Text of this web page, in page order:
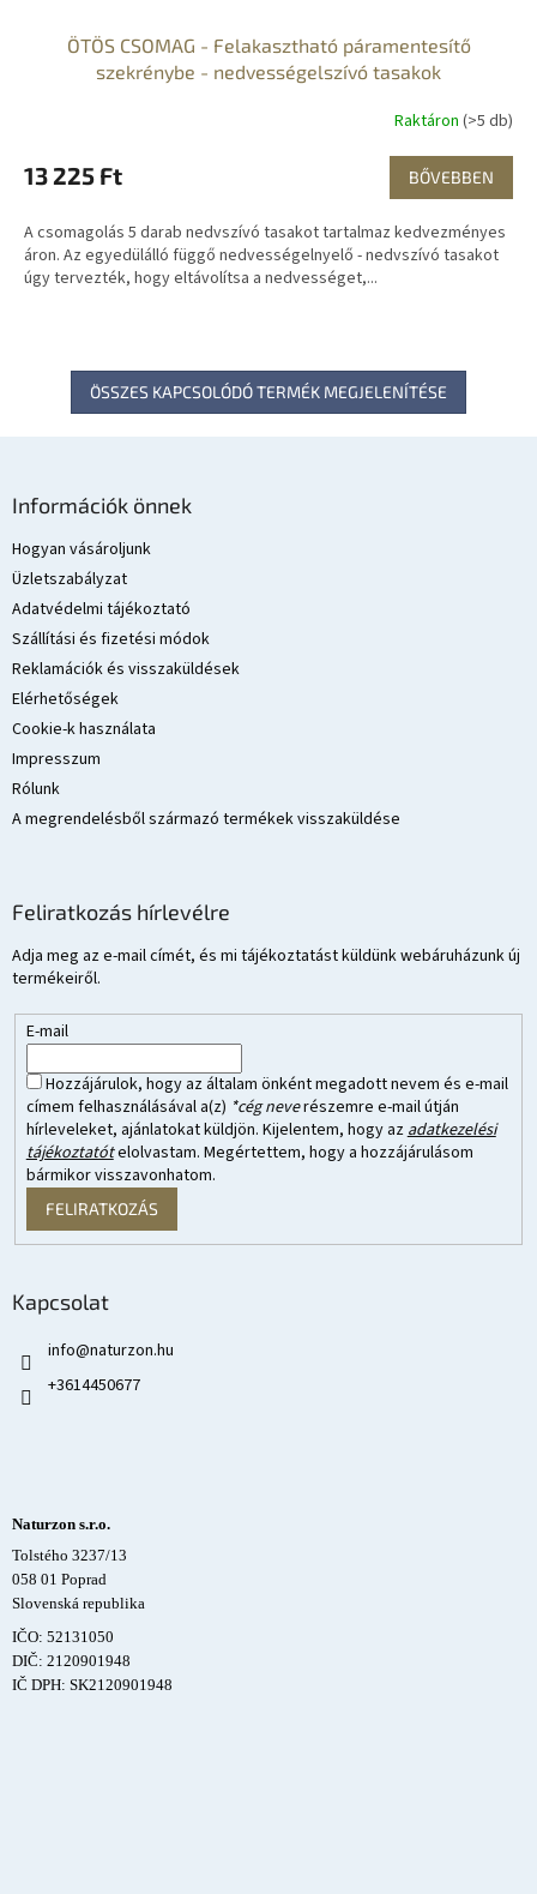
ÖTÖS CSOMAG - Felakasztható páramentesítő
szekrénybe - nedvességelszívó tasakok
Raktáron (>5 db)
13 225 Ft BŐVEBBEN
A csomagolás 5 darab nedvszívó tasakot tartalmaz kedvezményes
áron. Az egyedülálló függő nedvességelnyelő - nedvszívó tasakot
úgy tervezték, hogy eltávolítsa a nedvességet,...
ÖSSZES KAPCSOLÓDÓ TERMÉK MEGJELENÍTÉSE
Információk önnek
Hogyan vásároljunk
Üzletszabályzat
Adatvédelmi tájékoztató
Szállítási és fizetési módok
Reklamációk és visszaküldések
Elérhetőségek
Cookie-k használata
Impresszum
Rólunk
A megrendelésből származó termékek visszaküldése
Feliratkozás hírlevélre
Adja meg az e-mail címét, és mi tájékoztatást küldünk webáruházunk új
termékeiről.
E-mail
Hozzájárulok, hogy az általam önként megadott nevem és e-mail
címem felhasználásával a(z) *cég neverészemre e-mail útján
hírleveleket, ajánlatokat küldjön. Kijelentem, hogy azadatkezelési
tájékoztatótelolvastam. Megértettem, hogy a hozzájárulásom
bármikor visszavonhatom.
FELIRATKOZÁS
Kapcsolat
info@naturzon.hu
+3614450677
Naturzon s.r.o.
Tolstého 3237/13
058 01 Poprad
Slovenská republika
IČO: 52131050
DIČ: 2120901948
IČ DPH: SK2120901948